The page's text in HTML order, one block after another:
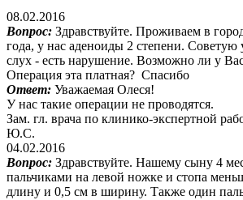
08.02.2016
Вопрос: Здравствуйте. Проживаем в
года, у нас аденоиды 2 степени. Советую
слух - есть нарушение. Возможно ли у
Операция эта платная? Спасибо
Ответ: Уважаемая Олеся!
У нас такие операции не проводятся.
Зам. гл. врача по клинико-экспертной
Ю.С.
04.02.2016
Вопрос: Здравствуйте. Нашему сыну 4
пальчиками на левой ножке и стопа
длину и 0,5 см в ширину. Также один